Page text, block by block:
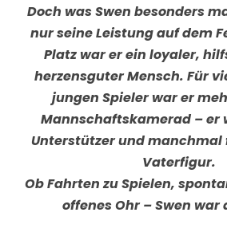
Doch was Swen besonders
nur seine Leistung auf dem
Platz war er ein loyaler,
herzensguter Mensch. Für
jungen Spieler war er
Mannschaftskamerad – er
Unterstützer und manchmal
Vaterfigur.
Ob Fahrten zu Spielen,
offenes Ohr – Swen war